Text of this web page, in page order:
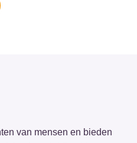
van mensen en bieden